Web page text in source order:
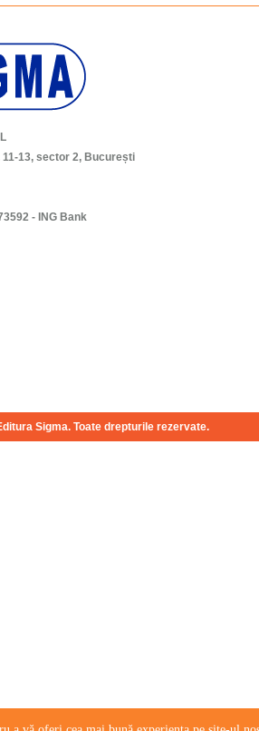
13, sector 2, București
- ING Bank
Sigma. Toate drepturile rezervate.